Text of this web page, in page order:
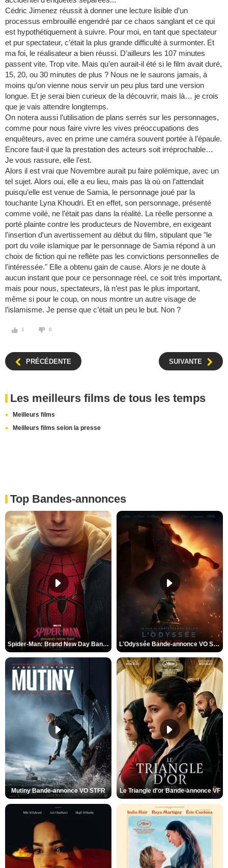
Cédric Jimenez réussit à donner une lecture lisible d’un
processus embrouillé engendré par ce chaos sanglant et ce qui
est hypothétiquement à suivre. Pour moi, en tant que spectateur
et pur spectateur, c’était la plus grande difficulté à surmonter. Et
ma foi, le réalisateur a bien réussi. D’ailleurs les 107 minutes
passent vite. Trop vite. Mais qu’en aurait-il été si le film avait duré,
15, 20, ou 30 minutes de plus ? Nous ne le saurons jamais, à
moins qu’on vienne nous servir un peu plus tard une version
longue. Et je serai bien curieux de la découvrir, mais là… je crois
que je vais attendre longtemps.
On notera aussi l’utilisation de plans serrés sur les personnages,
comme pour nous faire vivre les vives préoccupations des
enquêteurs, avec en prime une caméra souvent portée à l’épaule.
Encore faut-il que la prestation des acteurs soit irréprochable…
Je vous rassure, elle l’est.
Alors il est vrai que Novembre aurait pu faire polémique, avec un
tel sujet. Alors oui, elle a eu lieu, mais pas là où on l’attendait
puisqu’elle est venue de Samia, le personnage joué par la
touchante Lyna Khoudri. Et en effet, son personnage, présenté
comme voilé, ne l’était pas dans la réalité. La réelle personne a
porté plainte contre les producteurs de Novembre, en exigeant
l'insertion d'un avertissement au début du film, stipulant que "le
port du voile islamique par le personnage de Samia répond à un
choix de fiction qui ne reflète pas les convictions personnelles de
l'intéressée." Elle a obtenu gain de cause. Alors je ne doute à
aucun instant que pour ce personnage réel, ce soit très important,
mais pour nous, spectateurs, là n’est pas le plus important,
même si pour le coup, on nous montre un autre visage de
l’islamisme. Je pense que c’était un peu le but. Non ?
1 0
PRÉCÉDENTE SUIVANTE
Les meilleurs films de tous les temps
Meilleurs films
Meilleurs films selon la presse
Top Bandes-annonces
Spider-Man: Brand New Day Bande-annonce VO STFR L'Odyssée Bande-annonce VO STFR
Mutiny Bande-annonce VO STFR Le Triangle d'or Bande-annonce VF